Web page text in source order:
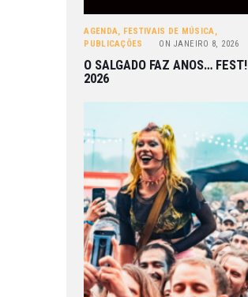
AGENDA, FESTIVAIS DE MÚSICA,
PUBLICAÇÕES
ON JANEIRO 8, 2026
O SALGADO FAZ ANOS… FEST!
2026